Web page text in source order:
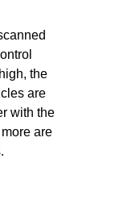
the
are
with the
are